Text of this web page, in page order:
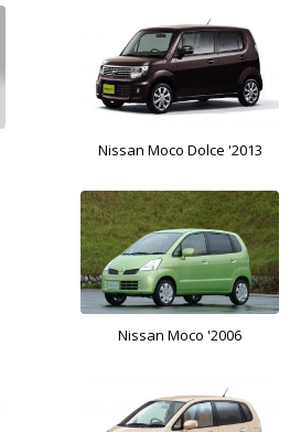
Nissan Moco Dolce '2013
Nissan Moco '2006